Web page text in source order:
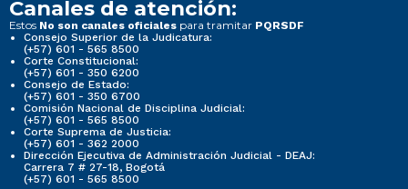
Canales de atención:
Estos No son canales oficiales para tramitar PQRSDF
Consejo Superior de la Judicatura:
(+57) 601 - 565 8500
Corte Constitucional:
(+57) 601 - 350 6200
Consejo de Estado:
(+57) 601 - 350 6700
Comisión Nacional de Disciplina Judicial:
(+57) 601 - 565 8500
Corte Suprema de Justicia:
(+57) 601 - 362 2000
Dirección Ejecutiva de Administración Judicial - DEAJ:
Carrera 7 # 27-18, Bogotá
(+57) 601 - 565 8500